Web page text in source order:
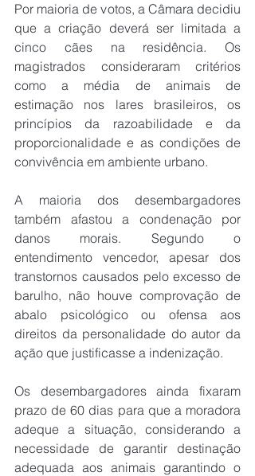
Por maioria de votos, a Câmara decidiu
que a criação deverá ser limitada a
cinco cães na residência. Os
magistrados consideraram critérios
como a média de animais de
estimação nos lares brasileiros, os
princípios da razoabilidade e da
proporcionalidade e as condições de
convivência em ambiente urbano.
A maioria dos desembargadores
também afastou a condenação por
danos morais. Segundo o
entendimento vencedor, apesar dos
transtornos causados pelo excesso de
barulho, não houve comprovação de
abalo psicológico ou ofensa aos
direitos da personalidade do autor da
ação que justificasse a indenização.
Os desembargadores ainda fixaram
prazo de 60 dias para que a moradora
adeque a situação, considerando a
necessidade de garantir destinação
adequada aos animais garantindo o